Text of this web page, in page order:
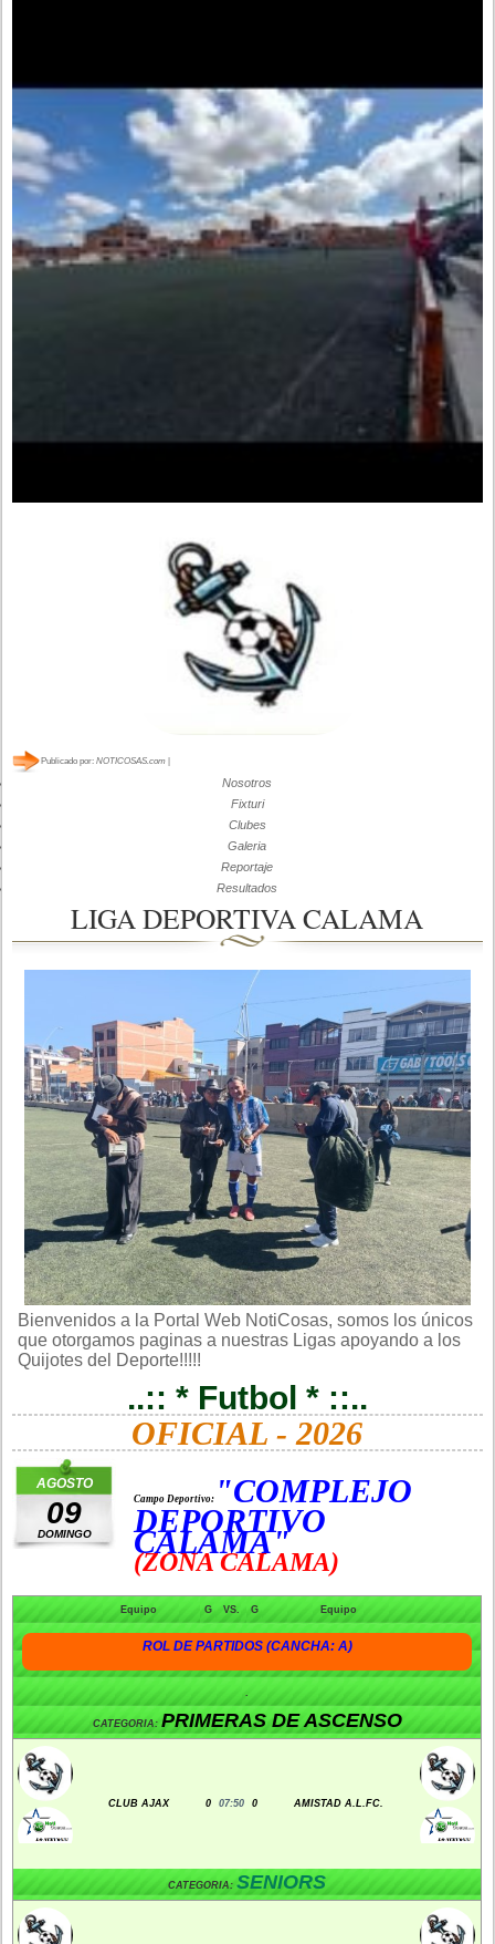
Publicado por:NOTICOSAS.com
Nosotros
Fixturi
Clubes
Galeria
Reportaje
Resultados
LIGA DEPORTIVA CALAMA
Bienvenidos a la Portal Web NotiCosas, somos los únicos
que otorgamos paginas a nuestras Ligas apoyando a los
Quijotes del Deporte!!!!!
..:: * Futbol * ::..
OFICIAL - 2026
AGOSTO
09
DOMINGO
Campo Deportivo: "COMPLEJO
DEPORTIVO
CALAMA"
(ZONA CALAMA)
Equipo G VS. G Equipo
ROL DE PARTIDOS (CANCHA: A)
.
CATEGORIA: PRIMERAS DE ASCENSO
CLUB AJAX 0 07:50 0 AMISTAD A.L.FC.
CATEGORIA:SENIORS